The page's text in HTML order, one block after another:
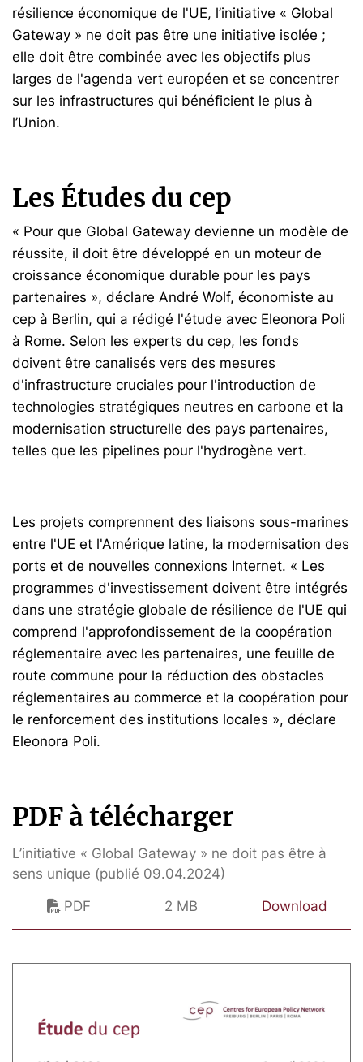
résilience économique de l'UE, l’initiative « Global
Gateway » ne doit pas être une initiative isolée ;
elle doit être combinée avec les objectifs plus
larges de l'agenda vert européen et se concentrer
sur les infrastructures qui bénéficient le plus à
l’Union.
Les Études du cep
« Pour que Global Gateway devienne un modèle de
réussite, il doit être développé en un moteur de
croissance économique durable pour les pays
partenaires », déclare André Wolf, économiste au
cep à Berlin, qui a rédigé l'étude avec Eleonora Poli
à Rome. Selon les experts du cep, les fonds
doivent être canalisés vers des mesures
d'infrastructure cruciales pour l'introduction de
technologies stratégiques neutres en carbone et la
modernisation structurelle des pays partenaires,
telles que les pipelines pour l'hydrogène vert.
Les projets comprennent des liaisons sous-marines
entre l'UE et l'Amérique latine, la modernisation des
ports et de nouvelles connexions Internet. « Les
programmes d'investissement doivent être intégrés
dans une stratégie globale de résilience de l'UE qui
comprend l'approfondissement de la coopération
réglementaire avec les partenaires, une feuille de
route commune pour la réduction des obstacles
réglementaires au commerce et la coopération pour
le renforcement des institutions locales », déclare
Eleonora Poli.
PDF à télécharger
L’initiative « Global Gateway » ne doit pas être à
sens unique (publié 09.04.2024)
PDF
2 MB Download